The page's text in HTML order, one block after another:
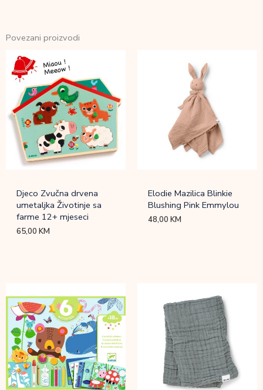
Povezani proizvodi
Djeco Zvučna drvena
umetaljka Životinje sa
farme 12+ mjeseci
65,00KM
Elodie Mazilica Blinkie
Blushing Pink Emmylou
48,00KM